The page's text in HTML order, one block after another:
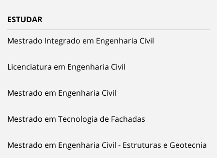
ESTUDAR
Mestrado Integrado em Engenharia Civil
Licenciatura em Engenharia Civil
Mestrado em Engenharia Civil
Mestrado em Tecnologia de Fachadas
Mestrado em Engenharia Civil - Estruturas e Geotecnia